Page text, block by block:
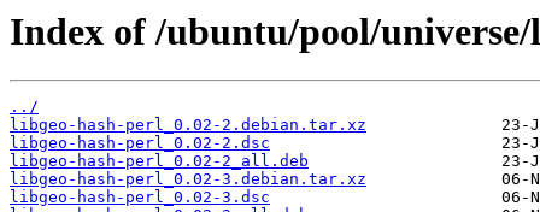
Index of /ubuntu/pool/
../
libgeo-hash-perl_0.02-2.debian.tar.xz
libgeo-hash-perl_0.02-2.dsc
libgeo-hash-perl_0.02-2_all.deb
libgeo-hash-perl_0.02-3.debian.tar.xz
libgeo-hash-perl_0.02-3.dsc